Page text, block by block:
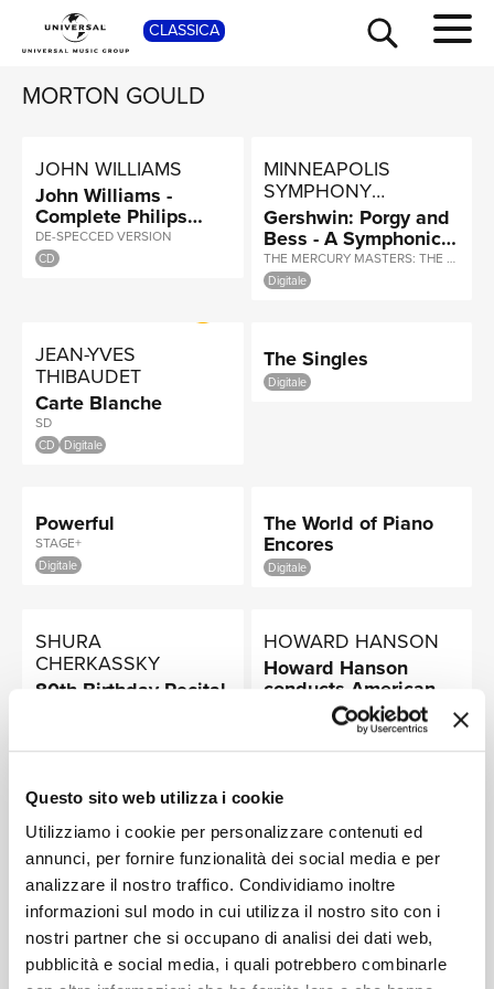
Questo sito web utilizza i cookie
Utilizziamo i cookie per personalizzare contenuti ed
annunci, per fornire funzionalità dei social media e per
analizzare il nostro traffico. Condividiamo inoltre
informazioni sul modo in cui utilizza il nostro sito con i
nostri partner che si occupano di analisi dei dati web,
pubblicità e social media, i quali potrebbero combinarle
CLASSICA
MORTON GOULD
JOHN WILLIAMS
John Williams -
Complete Philips
Recordings
DE-SPECCED VERSION
CD
MINNEAPOLIS
SYMPHONY
ORCHESTRA, ANTAL
DORÁTI
Gershwin: Porgy and
Bess - A Symphonic
Picture; Gould:
Spirituals
THE MERCURY MASTERS: THE MONO RECORDINGS
Digitale
JEAN-YVES
THIBAUDET
Carte Blanche
SD
CD Digitale
The Singles
Digitale
Powerful
STAGE+
Digitale
The World of Piano
Encores
Digitale
SHURA
CHERKASSKY
80th Birthday Recital
HOWARD HANSON
Howard Hanson
conducts American
Masterworks
EASTMAN WIND
ENSEMBLE,
FREDERICK FENNELL,
A CLYDE ROLLER
Gould: West Point
Symphony/Hovhaness:
Symphony
No.4/Giannini:
Symphony No. 3
BENJAMIN
GROSVENOR
Dances
Digitale
Music For Memorial BOSTON POPS
SHOP
TOUR
NEWS
RICERCA
CHI SIAMO
CONTATTI